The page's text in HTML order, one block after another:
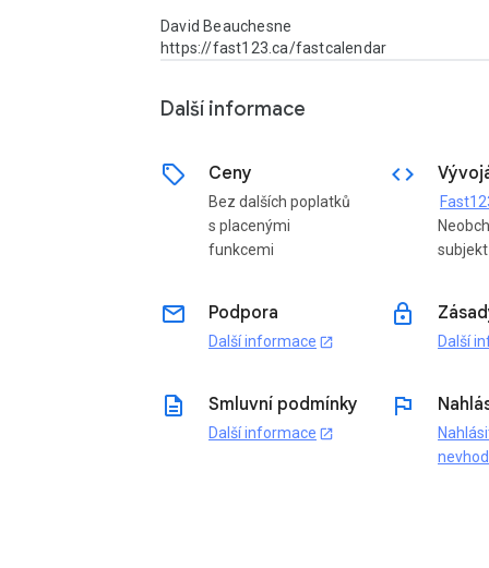
David Beauchesne
https://fast123.ca/fastcalendar
Další informace
sell Ceny
Bez dalších poplatků
s placenými
funkcemi
code
subjekt
email Podpora
Další informace open_in_new
lock
Další
description Smluvní podmínky
Další informace open_in_new
flag